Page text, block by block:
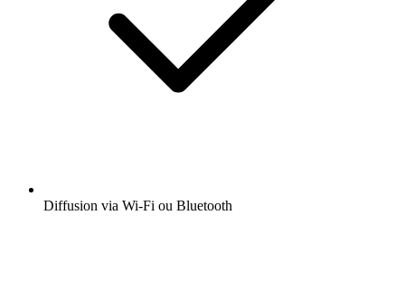
Diffusion via Wi-Fi ou Bluetooth